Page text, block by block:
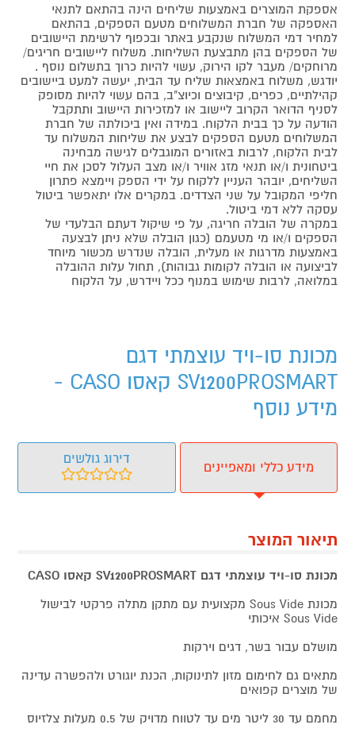
אספקת המוצרים באמצעות שליחים הינה בהתאם לתנאי
האספקה של חברת המשלוחים מטעם הספקים, בהתאם
למחיר דמי המשלוח שנקבע באתר ובכפוף לרשימת היישובים
של הספקים בהן מתבצעת השליחות. משלוח ליישובים חריגים/
מרוחקים/ מעבר לקו הירוק, עשוי להיות כרוך בתשלום נוסף .
יודגש, משלוח באמצאות שליח עד הבית, יעשה למעט ביישובים
קהילתיים, כפרים, קיבוצים וכיוצ"ב, בהם עשוי להיות מסופק
לסניף הדואר הקרוב ליישוב או למזכירות היישוב ותתקבל
הודעה על כך בבית הלקוח. במידה ואין ביכולתה של חברת
המשלוחים מטעם הספקים לבצע את שליחות המשלוח עד
לבית הלקוח, לרבות באזורים המוגבלים לגישה מבחינה
ביטחונית ו/או תנאי מזג אוויר ו/או מצב העלול לסכן את חיי
השליחים, יובהר העניין ללקוח על ידי הספק ויימצא פתרון
חליפי המקובל על שני הצדדים. במקרים אלו יתאפשר ביטול
עסקה ללא דמי ביטול.
במקרה של הובלה חריגה, על פי שיקול דעתם הבלעדי של
הספקים ו/או מי מטעמם (כגון הובלה שלא ניתן לבצעה
באמצעות מדרגות או מעלית, הובלה שנדרש מכשור מיוחד
לביצועה או הובלה לקומות גבוהות), תחול עלות ההובלה
במלואה, לרבות שימוש במנוף ככל ויידרש, על הלקוח
מכונת סו-ויד עוצמתי דגם
SV1200PROSMART קאסו CASO -
מידע נוסף
מידע כללי ומאפיינים
דירוג גולשים
תיאור המוצר
מכונת סו-ויד עוצמתי דגם SV1200PROSMART קאסו CASO
מכונת Sous Vide מקצועית עם מתקן מתלה פרקטי לבישול
Sous Vide איכותי
מושלם עבור בשר, דגים וירקות
מתאים גם לחימום מזון לתינוקות, הכנת יוגורט ולהפשרה עדינה
של מוצרים קפואים
מחמם עד 30 ליטר מים עד לטווח מדויק של 0.5 מעלות צלזיוס